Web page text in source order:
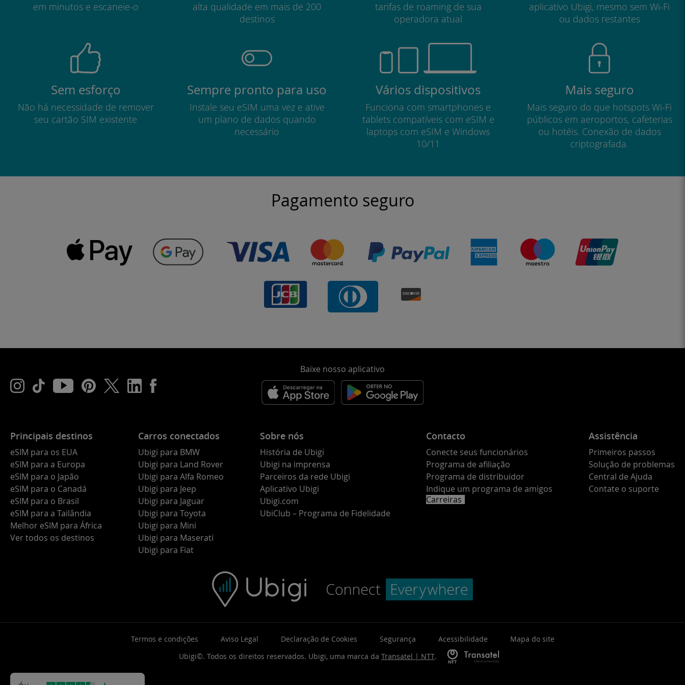
em minutos e escaneie-o
alta qualidade em mais de 200
destinos
tarifas de roaming de sua
operadora atual
aplicativo Ubigi, mesmo sem Wi-Fi
ou dados restantes
Sem esforço
Não há necessidade de remover
seu cartão SIM existente
Sempre pronto para uso
Instale seu eSIM uma vez e ative
um plano de dados quando
necessário
Vários dispositivos
Funciona com smartphones e
tablets compatíveis com eSIM e
laptops com eSIM e Windows
10/11
Mais seguro
Mais seguro do que hotspots Wi-Fi
públicos em aeroportos, cafeterias
ou hotéis. Conexão de dados
criptografada.
Pagamento seguro
Baixe nosso aplicativo
Principais destinos
eSIM para os EUA
eSIM para a Europa
eSIM para o Japão
eSIM para o Canadá
eSIM para o Brasil
eSIM para a Tailândia
Melhor eSIM para África
Ver todos os destinos
Carros conectados
Ubigi para BMW
Ubigi para Land Rover
Ubigi para Alfa Romeo
Ubigi para Jeep
Ubigi para Jaguar
Ubigi para Toyota
Ubigi para Mini
Ubigi para Maserati
Ubigi para Fiat
Sobre nós
História de Ubigi
Ubigi na imprensa
Parceiros da rede Ubigi
Aplicativo Ubigi
Ubigi.com
UbiClub – Programa de Fidelidade
Contacto
Conecte seus funcionários
Programa de afiliação
Programa de distribuidor
Indique um programa de amigos
Carreiras
Assistência
Primeiros passos
Solução de problemas
Central de Ajuda
Contate o suporte
Termos e condições Aviso Legal Declaração de Cookies Segurança Acessibilidade
Mapa do site
Ubigi©. Todos os direitos reservados. Ubigi, uma marca da Transatel | NTT.